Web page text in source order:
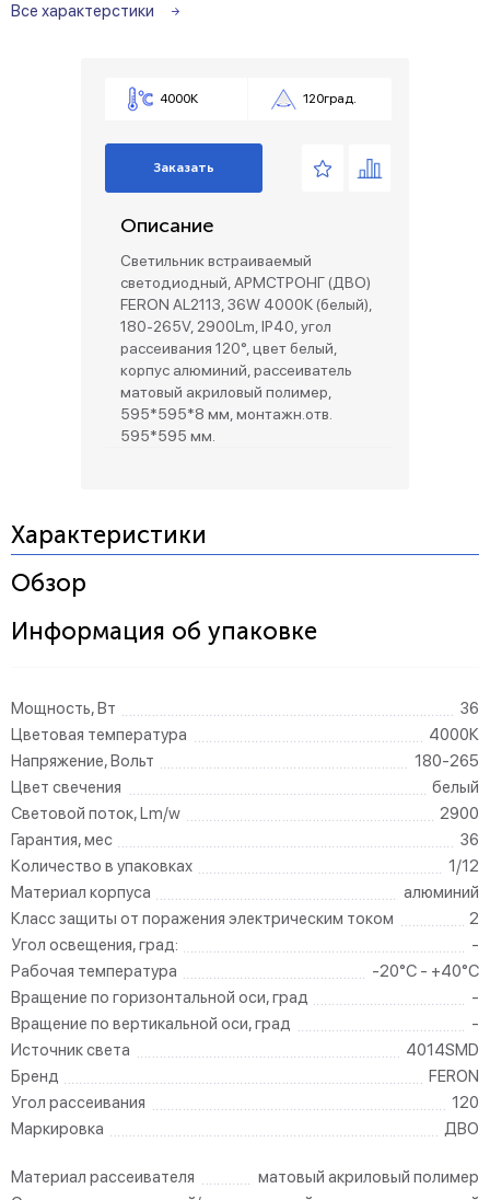
Все характерстики
4000К 120град.
Заказать
Описание
Светильник встраиваемый
светодиодный, АРМСТРОНГ (ДВО)
FERON AL2113, 36W 4000К (белый),
180-265V, 2900Lm, IP40, угол
рассеивания 120°, цвет белый,
корпус алюминий, рассеиватель
матовый акриловый полимер,
595*595*8 мм, монтажн.отв.
595*595 мм.
Характеристики
Обзор
Информация об упаковке
Мощность, Вт
36
Цветовая температура
4000К
Напряжение, Вольт
180-265
Цвет свечения
белый
Световой поток, Lm/w
2900
Гарантия, мес
36
Количество в упаковках
1/12
Материал корпуса
алюминий
Класс защиты от поражения электрическим током
2
Угол освещения, град:
-
Рабочая температура
-20°C - +40°C
Вращение по горизонтальной оси, град
-
Вращение по вертикальной оси, град
-
Источник света
4014SMD
Бренд
FERON
Угол рассеивания
120
Маркировка
ДВО
Материал рассеивателя
матовый акриловый полимер